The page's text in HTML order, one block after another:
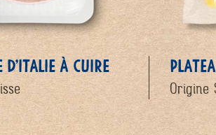
D’ITALIE À CUIRE
Origine